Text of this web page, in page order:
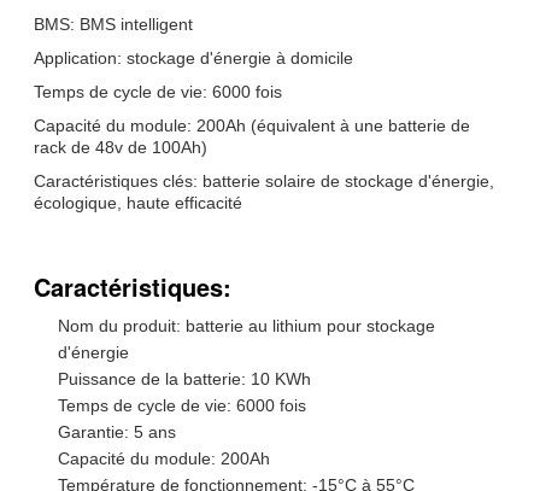
BMS: BMS intelligent
Application: stockage d'énergie à domicile
Temps de cycle de vie: 6000 fois
Capacité du module: 200Ah (équivalent à une batterie de
rack de 48v de 100Ah)
Caractéristiques clés: batterie solaire de stockage d'énergie,
écologique, haute efficacité
Caractéristiques:
Nom du produit: batterie au lithium pour stockage
d'énergie
Puissance de la batterie: 10 KWh
Temps de cycle de vie: 6000 fois
Garantie: 5 ans
Capacité du module: 200Ah
Température de fonctionnement: -15°C à 55°C